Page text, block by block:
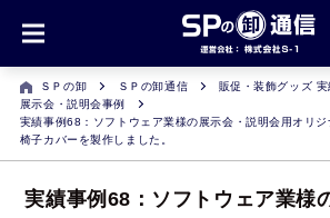
ＳＰの卸 ＳＰの卸通信
販促・装飾グッズ 実
展示会・説明会事例
実績事例68：ソフトウェア業様の展示会・説明会用オリジ
椅子カバーを製作しました。
実績事例68：ソフトウェア業様